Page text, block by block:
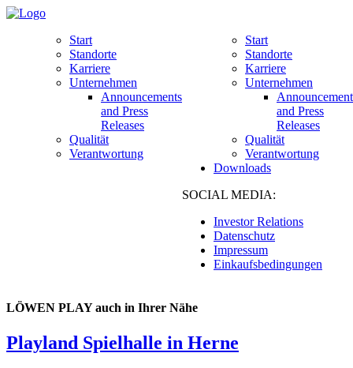
Start
Standorte
Karriere
Unternehmen
Announcements
and Press
Releases
Qualität
Verantwortung
Start
Standorte
Karriere
Unternehmen
and Press
Releases
Qualität
Verantwortung
Downloads
SOCIAL MEDIA:
Investor Relations
Datenschutz
Impressum
Einkaufsbedingungen
LÖWEN PLAY auch in Ihrer Nähe
Playland Spielhalle in Herne